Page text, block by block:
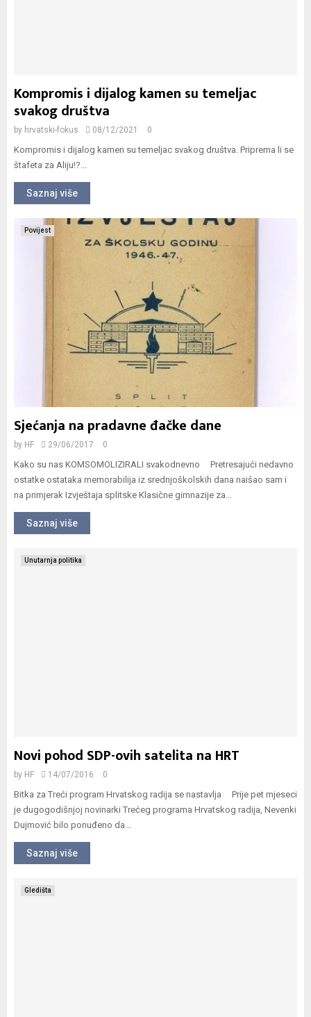
Kompromis i dijalog kamen su temeljac
svakog društva
by hrvatski-fokus 08/12/2021 0
Kompromis i dijalog kamen su temeljac svakog društva. Priprema li se
štafeta za Aliju!?...
Saznaj više
Povijest
Sjećanja na pradavne đačke dane
by HF 29/06/2017 0
Kako su nas KOMSOMOLIZIRALI svakodnevno Pretresajući nedavno
ostatke ostataka memorabilija iz srednjoškolskih dana naišao sam i
na primjerak Izvještaja splitske Klasične gimnazije za...
Saznaj više
Unutarnja politika
Novi pohod SDP-ovih satelita na HRT
by HF 14/07/2016 0
Bitka za Treći program Hrvatskog radija se nastavlja Prije pet mjeseci
je dugogodišnjoj novinarki Trećeg programa Hrvatskog radija, Nevenki
Dujmović bilo ponuđeno da...
Saznaj više
Gledišta